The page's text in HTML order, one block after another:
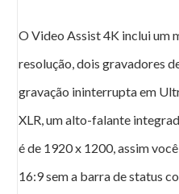
O Video Assist 4K inclui um
resolução, dois gravadores
gravação ininterrupta em
XLR, um alto-falante
é de 1920 x 1200, assim
16:9 sem a barra de status